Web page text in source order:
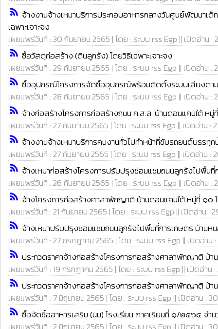
rss_feed จ้างงานจ้างเหมาบริการประกอบอาหารกลางวันศูนย์พัฒนา
เฉพาะเจาะจง
เผยแพร่วันที่ : 30 กันยายน 2565 | โดย : ระบบ rss Egp || เปิดอ่าน :
rss_feed ซื้อวัสดุก่อสร้าง (ดินลูกรัง) โดยวิธีเฉพาะเจาะจง
เผยแพร่วันที่ : 29 กันยายน 2565 | โดย : ระบบ rss Egp || เปิดอ่าน :
rss_feed ซื้ออุปกรณ์โครงการจัดซื้ออุปกรณ์พร้อมติดตั้งระบบเสียงตาม
เผยแพร่วันที่ : 28 กันยายน 2565 | โดย : ระบบ rss Egp || เปิดอ่าน :
rss_feed จ้างก่อสร้างโครงการก่อสร้างถนน ค.ส.ล. บ้านดอนแคนใต้ ห
เผยแพร่วันที่ : 27 กันยายน 2565 | โดย : ระบบ rss Egp || เปิดอ่าน :
rss_feed จ้างงานจ้างเหมาบริการคนงานทั่วไปทำหน้าที่ขับรถยนต์บรรทุ
เผยแพร่วันที่ : 27 กันยายน 2565 | โดย : ระบบ rss Egp || เปิดอ่าน :
rss_feed จ้างเหมาก่อสร้างโครงการปรับปรุงซ่อมแซมถนนลูกรังไปพื้น
เผยแพร่วันที่ : 26 กันยายน 2565 | โดย : ระบบ rss Egp || เปิดอ่าน :
rss_feed จ้างโครงการก่อสร้างศาลาพักญาติ บ้านดอนแคนใต้ หมู่ที่ ๑๐ โ
เผยแพร่วันที่ : 21 กันยายน 2565 | โดย : ระบบ rss Egp || เปิดอ่าน :
rss_feed จ้างเหมาปรับปรุงซ่อมแซมถนนลูกรังไปพื้นที่การเกษตร บ้านห
เผยแพร่วันที่ : 27 กรกฎาคม 2565 | โดย : ระบบ rss Egp || เปิดอ่าน :
rss_feed ประกวดราคาจ้างก่อสร้างโครงการก่อสร้างศาลาพักญาติ บ้
เผยแพร่วันที่ : 19 กรกฎาคม 2565 | โดย : ระบบ rss Egp || เปิดอ่าน
rss_feed ประกวดราคาจ้างก่อสร้างโครงการก่อสร้างศาลาพักญาติ บ้
เผยแพร่วันที่ : 7 มิถุนายน 2565 | โดย : ระบบ rss Egp || เปิดอ่าน :
rss_feed ซื้อจัดซื้ออาหารเสริม (นม) โรงเรียน ภาคเรียนที่ ๑/๒๕๖๕ จำน